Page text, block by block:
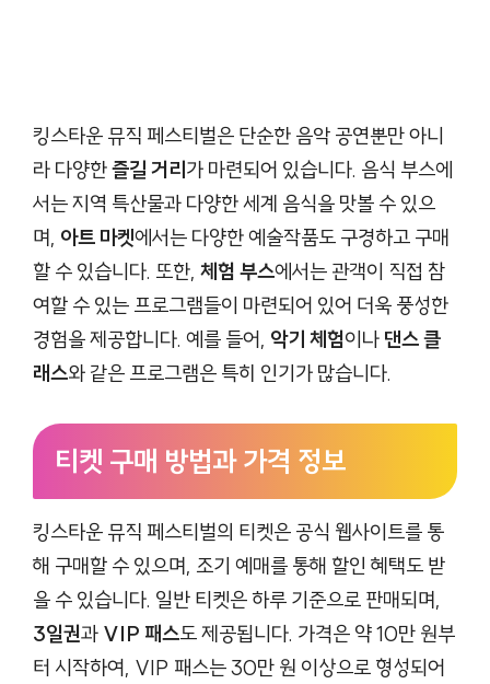
킹스타운 뮤직 페스티벌은 단순한 음악 공연뿐만 아니
라 다양한즐길 거리가 마련되어 있습니다. 음식 부스에
서는 지역 특산물과 다양한 세계 음식을 맛볼 수 있으
며, 아트 마켓에서는 다양한 예술작품도 구경하고 구매
할 수 있습니다. 또한, 체험 부스에서는 관객이 직접 참
여할 수 있는 프로그램들이 마련되어 있어 더욱 풍성한
경험을 제공합니다. 예를 들어, 악기 체험이나 댄스 클
래스와 같은 프로그램은 특히 인기가 많습니다.
티켓 구매 방법과 가격 정보
킹스타운 뮤직 페스티벌의 티켓은 공식 웹사이트를 통
해 구매할 수 있으며, 조기 예매를 통해 할인 혜택도 받
을 수 있습니다. 일반 티켓은 하루 기준으로 판매되며,
3일권과 VIP 패스도 제공됩니다. 가격은 약 10만 원부
터 시작하여, VIP 패스는 30만 원 이상으로 형성되어